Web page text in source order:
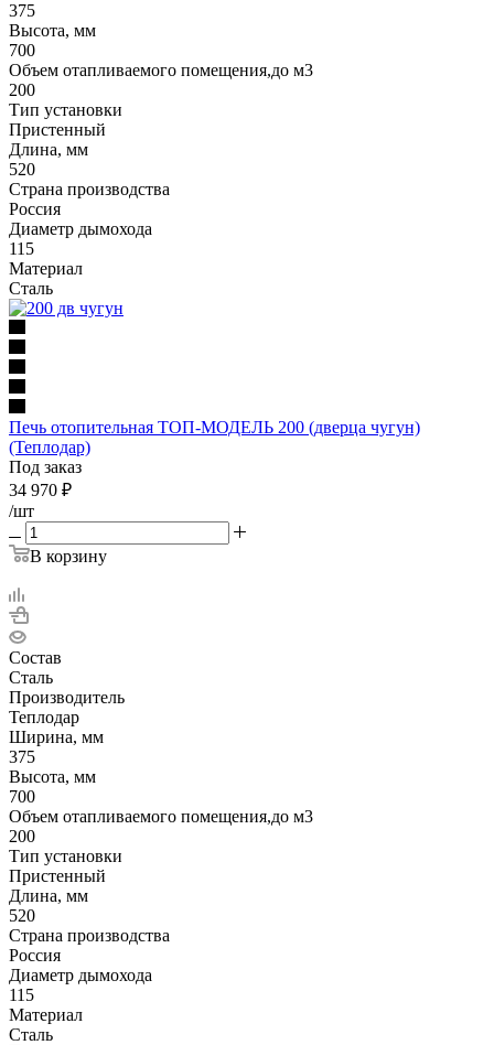
375
Высота, мм
700
Объем отапливаемого помещения,до м3
200
Тип установки
Пристенный
Длина, мм
520
Страна производства
Россия
Диаметр дымохода
115
Материал
Сталь
Печь отопительная ТОП-МОДЕЛЬ 200 (дверца чугун)
(Теплодар)
Под заказ
34 970 ₽
/шт
В корзину
Состав
Сталь
Производитель
Теплодар
Ширина, мм
375
Высота, мм
700
Объем отапливаемого помещения,до м3
200
Тип установки
Пристенный
Длина, мм
520
Страна производства
Россия
Диаметр дымохода
115
Материал
Сталь